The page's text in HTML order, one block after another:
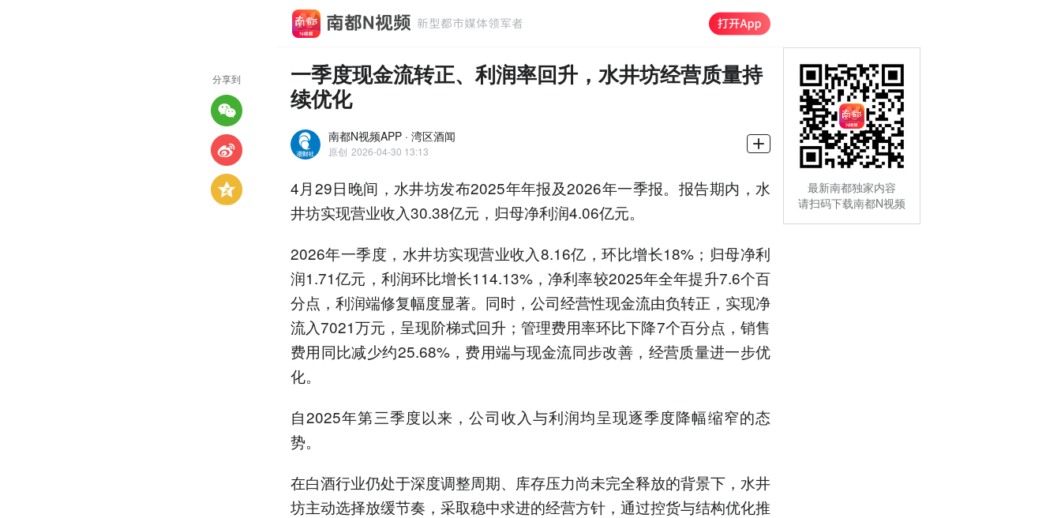
一季度现金流转正、利润率回升，水井坊经营质量持
续优化
南都N视频APP · 湾区酒闻
原创 2026-04-30 13:13
4月29日晚间，水井坊发布2025年年报及2026年一季报。报告期内，水
井坊实现营业收入30.38亿元，归母净利润4.06亿元。
2026年一季度，水井坊实现营业收入8.16亿，环比增长18%；归母净利
润1.71亿元，利润环比增长114.13%，净利率较2025年全年提升7.6个百
分点，利润端修复幅度显著。同时，公司经营性现金流由负转正，实现净
流入7021万元，呈现阶梯式回升；管理费用率环比下降7个百分点，销售
费用同比减少约25.68%，费用端与现金流同步改善，经营质量进一步优
化。
自2025年第三季度以来，公司收入与利润均呈现逐季度降幅缩窄的态
势。
在白酒行业仍处于深度调整周期、库存压力尚未完全释放的背景下，水井
坊主动选择放缓节奏，采取稳中求进的经营方针，通过控货与结构优化推
分享到
最新南都独家内容
请扫码下载南都N视频